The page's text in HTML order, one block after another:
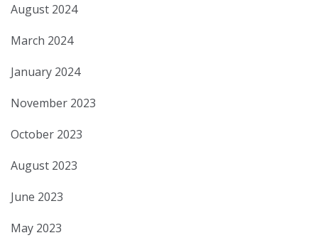
August 2024
March 2024
January 2024
November 2023
October 2023
August 2023
June 2023
May 2023